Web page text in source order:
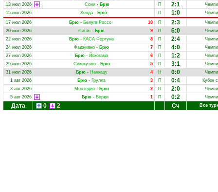
13 июл 2026
Сони - Брю П 2:1
15 июл 2026
Хонда - Брю П 1:0
17 июл 2026
10
Брю - Белуга Россо П 2:3
20 июл 2026
9
Саган - Брю П 6:0
22 июл 2026
8
Брю - КАСА Фортуна П 2:4
24 июл 2026
7
Фаджиано - Брю П 4:0
27 июл 2026
6
Брю - Йокогама П 1:2
29 июл 2026
5
Сикокутюо- Брю П 3:1
31 июл 2026
4
Брю- Нанкацу Н 0:0
1 авг 2026
3
Брю - Грулла П 0:4
Кубок
3 авг 2026
2
Монтедио- Брю П 2:0
5 авг 2026
1
Брю- Верди П 0:2
Дата 0 2 Сч Все